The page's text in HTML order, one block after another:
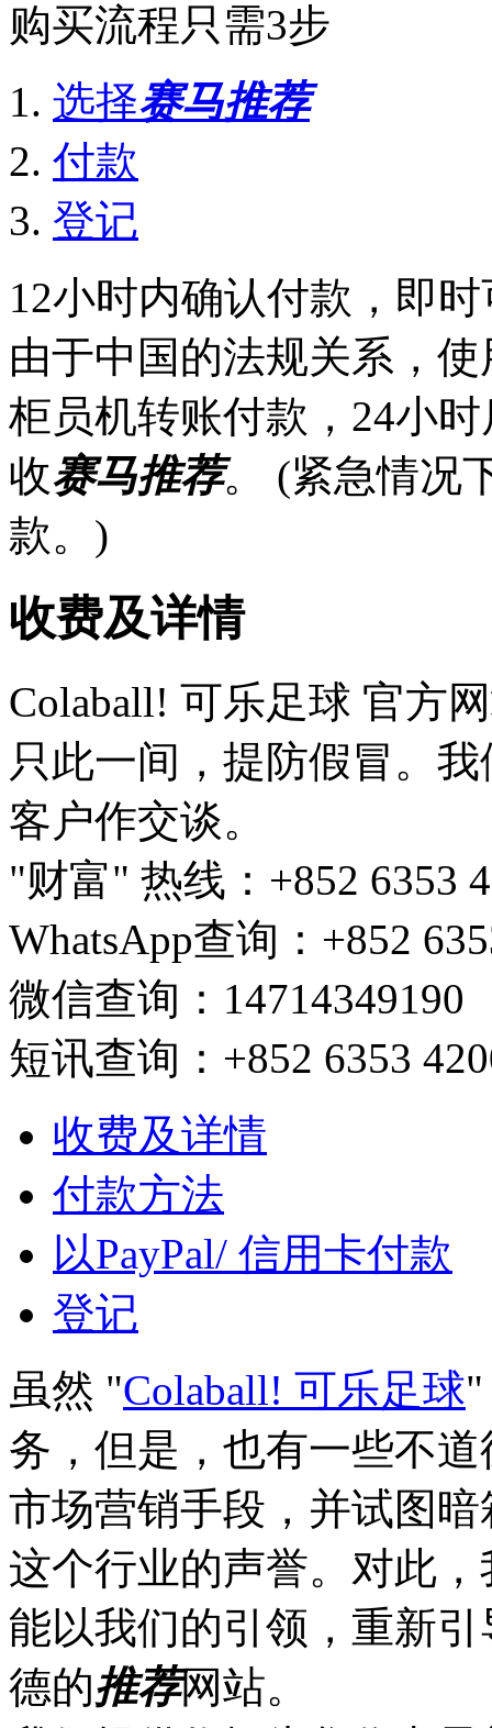
购买流程只需3步
选择赛马推荐
付款
登记
12小时内确认付款，即
由于中国的法规关系，
柜员机转账付款，24小
收赛马推荐。 (紧急情况
款。)
收费及详情
Colaball! 可乐足球 官方
只此一间，提防假冒。
客户作交谈。
"财富" 热线：+852 6353
WhatsApp查询：+852
微信查询：14714349190
短讯查询：+852 6353
收费及详情
付款方法
以PayPal/ 信用卡付款
登记
虽然 "Colaball! 可乐足球"
务，但是，也有一些不道
市场营销手段，并试图
这个行业的声誉。对此
能以我们的引领，重新
德的推荐网站。